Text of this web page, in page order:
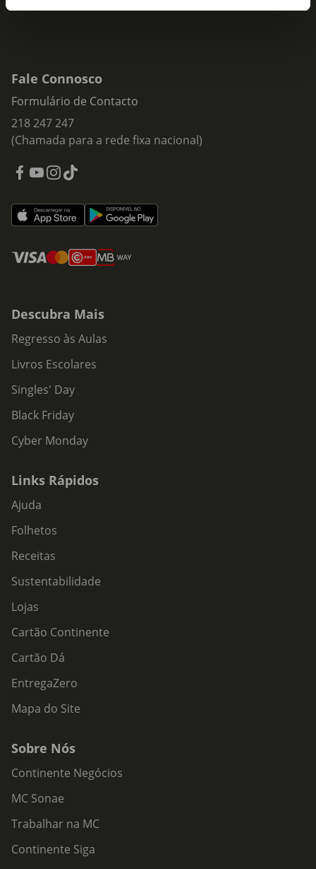
Fale Connosco
Formulário de Contacto
218 247 247
(Chamada para a rede fixa nacional)
Descubra Mais
Regresso às Aulas
Livros Escolares
Singles' Day
Black Friday
Cyber Monday
Links Rápidos
Ajuda
Folhetos
Receitas
Sustentabilidade
Lojas
Cartão Continente
Cartão Dá
EntregaZero
Mapa do Site
Sobre Nós
Continente Negócios
MC Sonae
Trabalhar na MC
Continente Siga